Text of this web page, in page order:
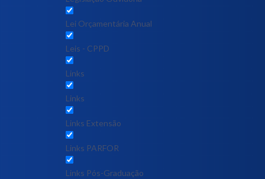
Lei Orçamentária Anual
Leis - CPPD
Links
Links
Links Extensão
Links PARFOR
Links Pós-Graduação